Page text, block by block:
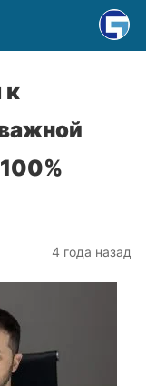
к
4 года назад